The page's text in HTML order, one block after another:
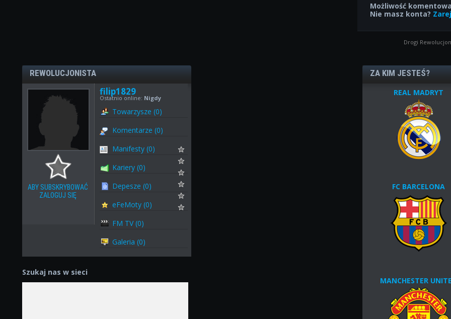
Możliwość
Nie masz konta?
Drogi
REWOLUCJONISTA
ABY SUBSKRYBOWAĆ
ZALOGUJ SIĘ
filip1829
Ostatnio online: Nigdy
Towarzysze (0)
Komentarze (0)
Manifesty (0)
Kariery (0)
Depesze (0)
eFeMoty (0)
FM TV (0)
Galeria (0)
Szukaj nas w sieci
ZA KIM JESTEŚ?
REAL MADRYT
FC BARCELONA
MANCHESTER